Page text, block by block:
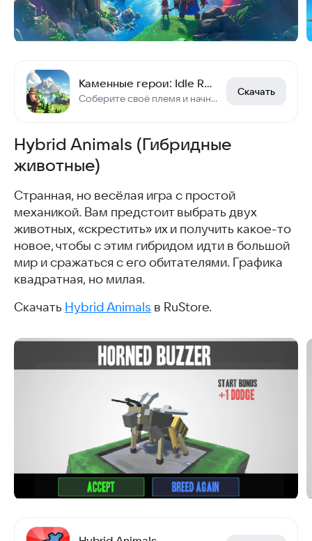
Каменные герои: Idle RPG
Соберите своё племя и начните легендарное приключение прямо сейчас!
Скачать
Hybrid Animals (Гибридные
животные)
Странная, но весёлая игра с простой
механикой. Вам предстоит выбрать двух
животных, «скрестить» их и получить какое-то
новое, чтобы с этим гибридом идти в большой
мир и сражаться с его обитателями. Графика
квадратная, но милая.
Скачать Hybrid Animals в RuStore.